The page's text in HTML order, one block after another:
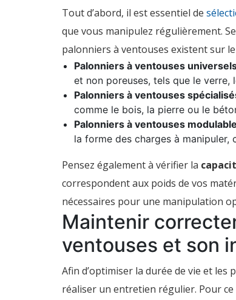
Tout d’abord, il est essentiel de
que vous manipulez régulièrement.
palonniers à ventouses existent sur
Palonniers à ventouses
et non poreuses, tels que le verre,
Palonniers à ventouses
comme le bois, la pierre ou le
Palonniers à ventouses
la forme des charges à
Pensez également à vérifier la
correspondent aux poids de vos
nécessaires pour une manipulation
Maintenir
ventouses et son
Afin d’optimiser la durée de vie et
réaliser un entretien régulier. Pour